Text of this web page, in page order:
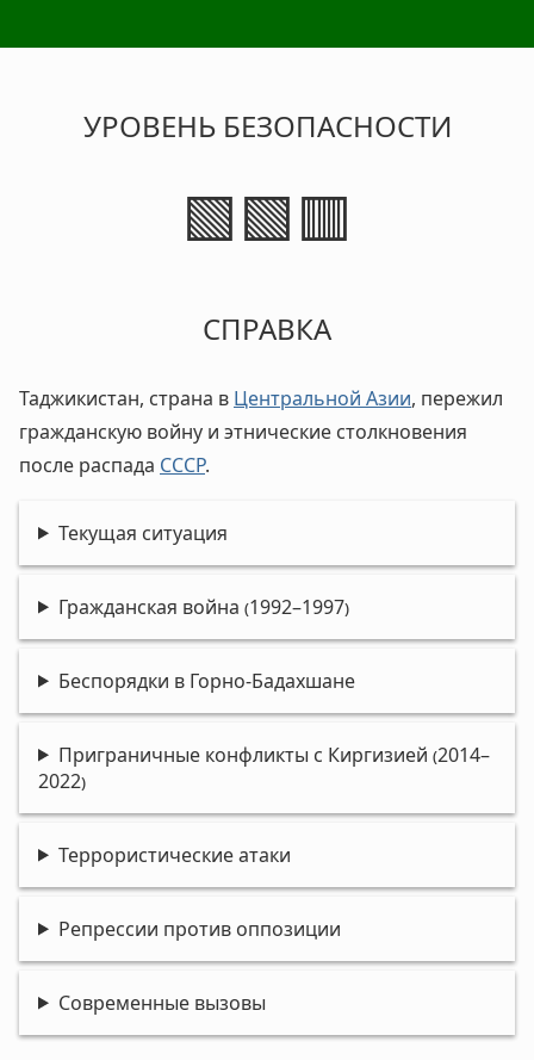
УРОВЕНЬ БЕЗОПАСНОСТИ
🟩🟩🟥
СПРАВКА
Таджикистан, страна в Центральной Азии, пережил
гражданскую войну и этнические столкновения
после распада СССР.
Текущая ситуация
Гражданская война (1992–1997)
Беспорядки в Горно-Бадахшане
Приграничные конфликты с Киргизией (2014–
2022)
Террористические атаки
Репрессии против оппозиции
Современные вызовы